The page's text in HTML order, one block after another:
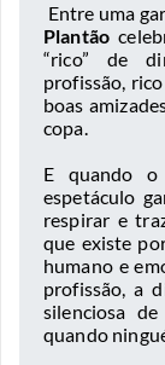
Entre uma
Plantão
“rico” de
profissão,
boas
copa.
E quando
espetáculo
respirar e
que existe
humano e
profissão, a
silenciosa
quando